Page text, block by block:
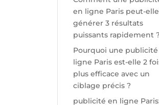
en ligne Paris peut-elle
générer 3 résultats
puissants rapidement ?
Pourquoi une
ligne Paris est-elle 2
plus efficace avec un
ciblage précis ?
publicité en ligne